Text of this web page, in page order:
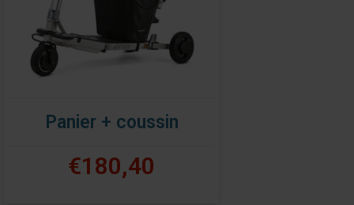
Panier + coussin
€180,40